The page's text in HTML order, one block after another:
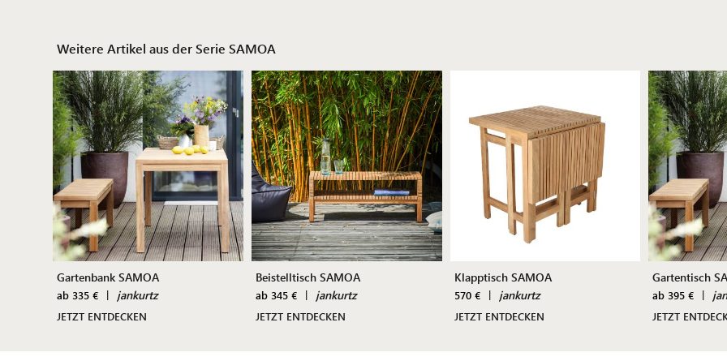
Weitere Artikel aus der Serie SAMOA
Gartenbank SAMOA
ab 335 € | jankurtz
JETZT ENTDECKEN
Beistelltisch SAMOA
ab 345 € | jankurtz
JETZT ENTDECKEN
Klapptisch SAMOA
570 € | jankurtz
JETZT ENTDECKEN
Gartentisch
ab 395 € |
JETZT